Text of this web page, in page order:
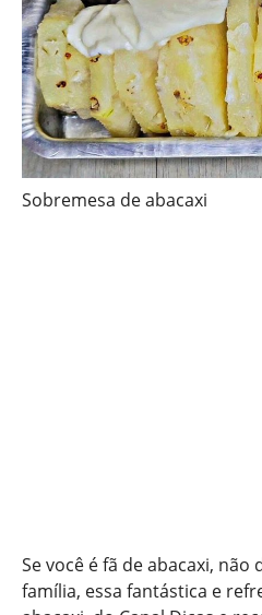
Sobremesa de abacaxi
Se você é fã de abacaxi, não
família, essa fantástica e